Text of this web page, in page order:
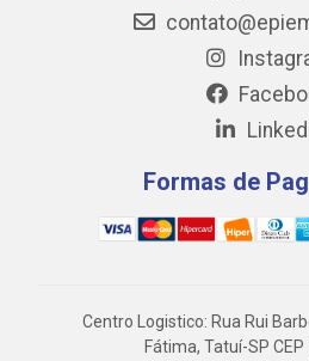
Formas de
Centro Logistico: Rua Rui
Fátima, Tatuí-SP